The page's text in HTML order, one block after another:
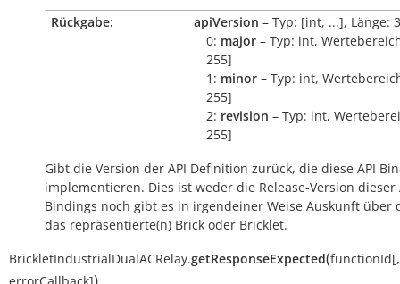
Rückgabe: apiVersion – Typ: [int, ...], Länge: 3
0: major – Typ: int,
255]
1: minor – Typ: int,
255]
2: revision – Typ: int,
255]
Gibt die Version der API Definition zurück, die diese API
implementieren. Dies ist weder die Release-Version dieser
Bindings noch gibt es in irgendeiner Weise Auskunft über
das repräsentierte(n) Brick oder Bricklet.
BrickletIndustrialDualACRelay.getResponseExpected(functionId[,